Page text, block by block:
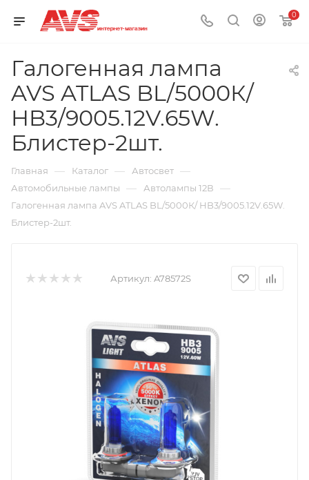
0
Галогенная лампа
AVS ATLAS BL/5000К/
HB3/9005.12V.65W.
Блистер-2шт.
Главная — Каталог — Автосвет —
Автомобильные лампы — Автолампы 12В —
Галогенная лампа AVS ATLAS BL/5000К/ HB3/9005.12V.65W.
Блистер-2шт.
Артикул: A78572S